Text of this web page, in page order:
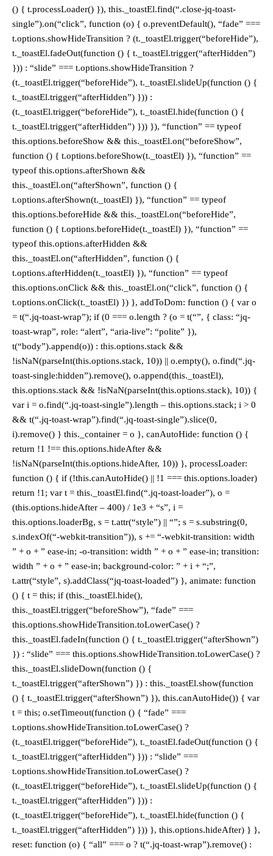
() { t.processLoader() }), this._toastEl.find(“.close-jq-toast-
single”).on(“click”, function (o) { o.preventDefault(), “fade” ===
t.options.showHideTransition ? (t._toastEl.trigger(“beforeHide”),
t._toastEl.fadeOut(function () { t._toastEl.trigger(“afterHidden”)
})) : “slide” === t.options.showHideTransition ?
(t._toastEl.trigger(“beforeHide”), t._toastEl.slideUp(function () {
t._toastEl.trigger(“afterHidden”) })) :
(t._toastEl.trigger(“beforeHide”), t._toastEl.hide(function () {
t._toastEl.trigger(“afterHidden”) })) }), “function” == typeof
this.options.beforeShow && this._toastEl.on(“beforeShow”,
function () { t.options.beforeShow(t._toastEl) }), “function” ==
typeof this.options.afterShown &&
this._toastEl.on(“afterShown”, function () {
t.options.afterShown(t._toastEl) }), “function” == typeof
this.options.beforeHide && this._toastEl.on(“beforeHide”,
function () { t.options.beforeHide(t._toastEl) }), “function” ==
typeof this.options.afterHidden &&
this._toastEl.on(“afterHidden”, function () {
t.options.afterHidden(t._toastEl) }), “function” == typeof
this.options.onClick && this._toastEl.on(“click”, function () {
t.options.onClick(t._toastEl) }) }, addToDom: function () { var o
= t(“.jq-toast-wrap”); if (0 === o.length ? (o = t(“”, { class: “jq-
toast-wrap”, role: “alert”, “aria-live”: “polite” }),
t(“body”).append(o)) : this.options.stack &&
!isNaN(parseInt(this.options.stack, 10)) || o.empty(), o.find(“.jq-
toast-single:hidden”).remove(), o.append(this._toastEl),
this.options.stack && !isNaN(parseInt(this.options.stack), 10)) {
var i = o.find(“.jq-toast-single”).length – this.options.stack; i > 0
&& t(“.jq-toast-wrap”).find(“.jq-toast-single”).slice(0,
i).remove() } this._container = o }, canAutoHide: function () {
return !1 !== this.options.hideAfter &&
!isNaN(parseInt(this.options.hideAfter, 10)) }, processLoader:
function () { if (!this.canAutoHide() || !1 === this.options.loader)
return !1; var t = this._toastEl.find(“.jq-toast-loader”), o =
(this.options.hideAfter – 400) / 1e3 + “s”, i =
this.options.loaderBg, s = t.attr(“style”) || “”; s = s.substring(0,
s.indexOf(“-webkit-transition”)), s += “-webkit-transition: width
” + o + ” ease-in; -o-transition: width ” + o + ” ease-in; transition:
width ” + o + ” ease-in; background-color: ” + i + “;”,
t.attr(“style”, s).addClass(“jq-toast-loaded”) }, animate: function
() { t = this; if (this._toastEl.hide(),
this._toastEl.trigger(“beforeShow”), “fade” ===
this.options.showHideTransition.toLowerCase() ?
this._toastEl.fadeIn(function () { t._toastEl.trigger(“afterShown”)
}) : “slide” === this.options.showHideTransition.toLowerCase() ?
this._toastEl.slideDown(function () {
t._toastEl.trigger(“afterShown”) }) : this._toastEl.show(function
() { t._toastEl.trigger(“afterShown”) }), this.canAutoHide()) { var
t = this; o.setTimeout(function () { “fade” ===
t.options.showHideTransition.toLowerCase() ?
(t._toastEl.trigger(“beforeHide”), t._toastEl.fadeOut(function () {
t._toastEl.trigger(“afterHidden”) })) : “slide” ===
t.options.showHideTransition.toLowerCase() ?
(t._toastEl.trigger(“beforeHide”), t._toastEl.slideUp(function () {
t._toastEl.trigger(“afterHidden”) })) :
(t._toastEl.trigger(“beforeHide”), t._toastEl.hide(function () {
t._toastEl.trigger(“afterHidden”) })) }, this.options.hideAfter) } },
reset: function (o) { “all” === o ? t(“.jq-toast-wrap”).remove() :